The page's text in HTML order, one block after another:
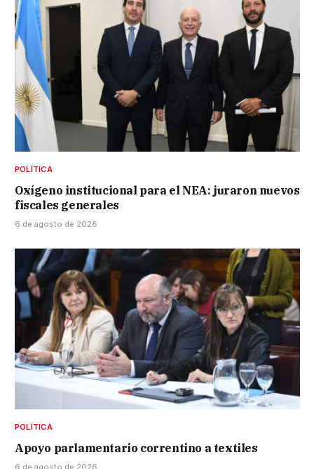
POLÍTICA
Oxígeno institucional para el NEA: juraron nuevos
fiscales generales
6 de agosto de 2026
POLÍTICA
Apoyo parlamentario correntino a textiles